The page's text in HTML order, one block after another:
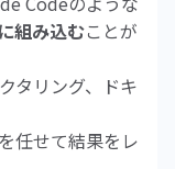
組み込むことが
タリング、ドキ
任せて結果をレ